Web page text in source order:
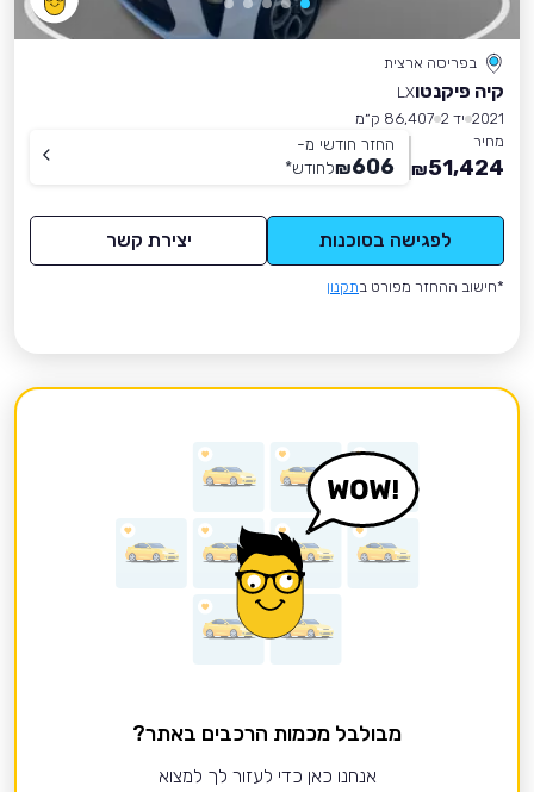
בפריסה ארצית
קיה פיקנטוLX
2021 יד 2
86,407 ק״מ
מחיר
51,424
₪
החזר חודשי מ-
606
₪לחודש*
לפגישה בסוכנות יצירת קשר
*חישוב ההחזר מפורט בתקנון
מבולבל מכמות הרכבים באתר?
אנחנו כאן כדי לעזור לך למצוא